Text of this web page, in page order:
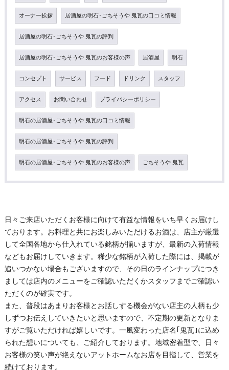
オーナー挨拶 居酒屋の明石･ごちそうや 鬼瓦の口コミ情報
居酒屋の明石･ごちそうや 鬼瓦の評判
居酒屋の明石･ごちそうや 鬼瓦のお客様の声 居酒屋 明石
コンセプト サービス フード ドリンク スタッフ
アクセス お問い合わせ プライバシーポリシー
明石の居酒屋･ごちそうや 鬼瓦の口コミ情報
明石の居酒屋･ごちそうや 鬼瓦の評判
明石の居酒屋･ごちそうや 鬼瓦のお客様の声 ごちそうや 鬼瓦
日々ご来店いただくお客様に向けて有益な情報をいち早くお届けし
ております。お料理と共にお楽しみいただけるお酒は、店主が厳選
して全国各地から仕入れている銘柄が揃いますが、最新の入荷情報
などもお届けしていきます。稀少な銘柄が入荷した際には、掲載が
追いつかない場合もございますので、その日のラインナップにつき
ましては店内のメニューをご確認いただくかスタッフまでご確認い
ただくのが確実です。
また、普段はあまりお客様とお話しする機会がない店主の人柄も少
しずつお伝えしていきたいと思いますので、不定期の更新となりま
すがご覧いただければ嬉しいです。一風変わった店名｢鬼瓦｣に込め
られた想いについても、ご紹介しております。地域密着型で、日々
お客様の笑い声が絶えないアットホームなお店を目指して、営業を
続けております。